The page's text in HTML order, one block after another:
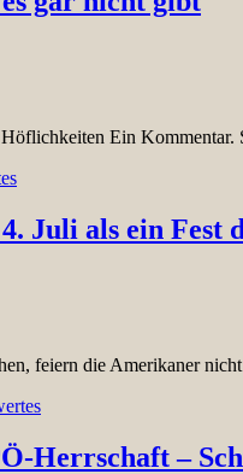
Ein
Juli als ein
feiern die Amerikaner
Herrschaft –